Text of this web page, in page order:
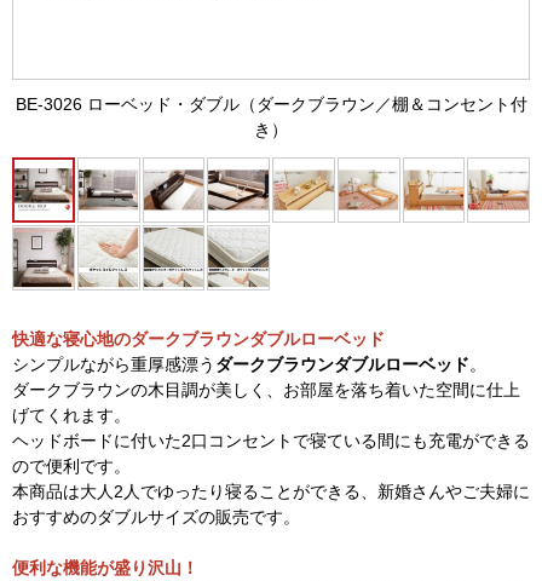
BE-3026 ローベッド・ダブル（ダークブラウン／棚＆コンセント付
き）
快適な寝心地のダークブラウンダブルローベッド
シンプルながら重厚感漂う ダークブラウンダブルローベッド。
ダークブラウンの木目調が美しく、お部屋を落ち着いた空間に仕上
げてくれます。
ヘッドボードに付いた2口コンセントで寝ている間にも充電ができる
ので便利です。
本商品は大人2人でゆったり寝ることができる、新婚さんやご夫婦に
おすすめのダブルサイズの販売です。
便利な機能が盛り沢山！